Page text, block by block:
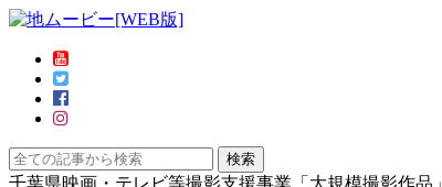
千葉県映画・テレビ等撮影支援事業「大規模撮影作